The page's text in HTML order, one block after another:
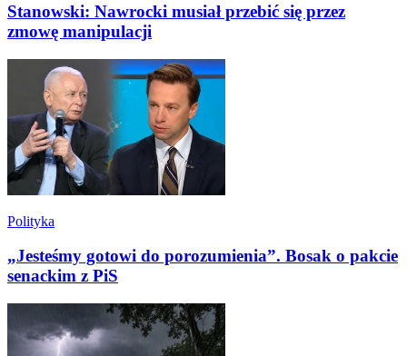
Stanowski: Nawrocki musiał przebić się przez
zmowę manipulacji
Polityka
„Jesteśmy gotowi do porozumienia”. Bosak o pakcie
senackim z PiS